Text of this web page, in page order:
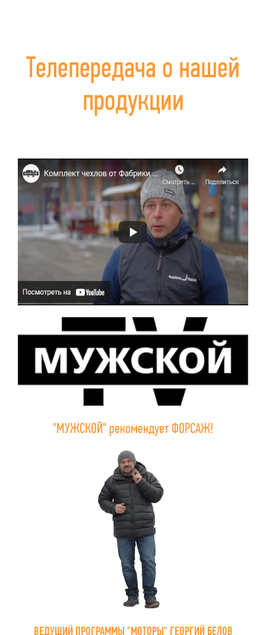
Телепередача о нашей
продукции
"МУЖСКОЙ" рекомендует ФОРСАЖ!
ВЕДУЩИЙ ПРОГРАММЫ "МОТОРЫ" ГЕОРГИЙ БЕЛОВ